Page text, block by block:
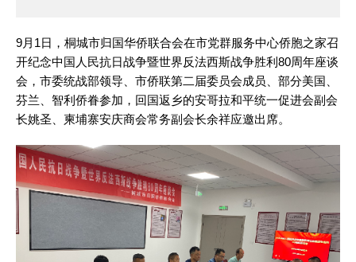
9月1日，桐城市归国华侨联合会在市党群服务中心侨胞之家召
开纪念中国人民抗日战争暨世界反法西斯战争胜利80周年座谈
会，市委统战部领导、市侨联第二届委员会成员、部分美国、
芬兰、智利侨眷参加，回国返乡的安哥拉和平统一促进会副会
长姚圣、柬埔寨安庆商会常务副会长余祥应邀出席。